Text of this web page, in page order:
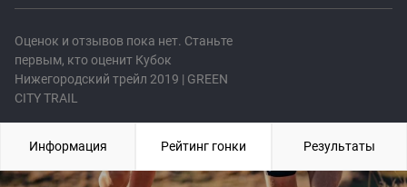
Оценок и отзывов пока нет. Станьте
первым, кто оценит Кубок
Нижегородский трейл 2019 | GREEN
CITY TRAIL
Информация Рейтинг гонки Результаты